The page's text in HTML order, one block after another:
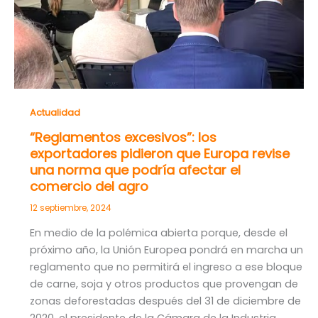
Actualidad
“Reglamentos excesivos”: los
exportadores pidieron que Europa revise
una norma que podría afectar el
comercio del agro
12 septiembre, 2024
En medio de la polémica abierta porque, desde el
próximo año, la Unión Europea pondrá en marcha un
reglamento que no permitirá el ingreso a ese bloque
de carne, soja y otros productos que provengan de
zonas deforestadas después del 31 de diciembre de